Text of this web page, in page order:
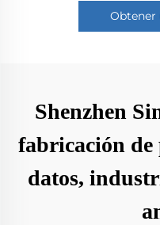
Obtener
Shenzhen
fabricación de
datos,